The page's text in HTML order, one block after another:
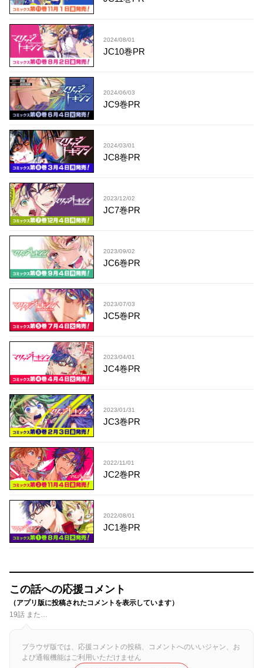
2024/08/01
JC10巻PR
2024/06/03
JC9巻PR
2024/03/01
JC8巻PR
2023/12/02
JC7巻PR
2023/09/02
JC6巻PR
2023/07/03
JC5巻PR
2023/04/01
JC4巻PR
2023/01/31
JC3巻PR
2022/11/01
JC2巻PR
2022/08/01
JC1巻PR
この話への応援コメント
（アプリ版に投稿されたコメントを表示しています）
19話 また…
ブラウザ版では、応援コメントの投稿、コメントへのいいジャン、お
よび通報機能はご利用いただけません